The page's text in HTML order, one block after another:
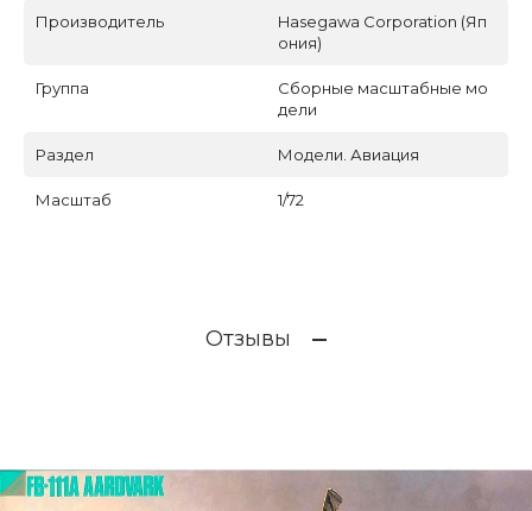
Производитель
Hasegawa Corporation (Яп
ония)
Группа
Сборные масштабные мо
дели
Раздел Модели. Авиация
Масштаб 1/72
Отзывы